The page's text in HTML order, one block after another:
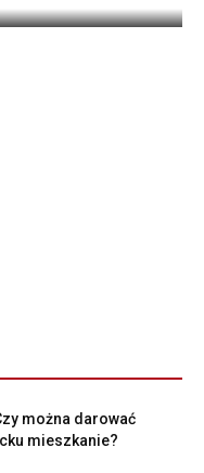
można darować
mieszkanie?